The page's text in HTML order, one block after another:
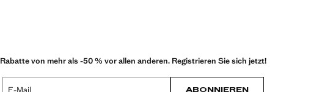
Rabatte von mehr als -50 % vor allen anderen. Registrieren Sie sich jetzt!
ABONNIEREN